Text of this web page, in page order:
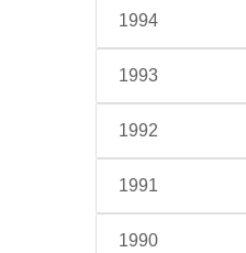
1994
1993
1992
1991
1990